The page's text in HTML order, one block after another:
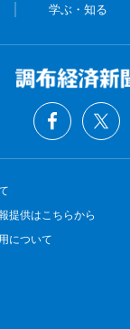
学ぶ・知る
提供はこちらから
について